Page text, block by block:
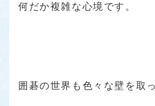
何だか複雑な心境です。
囲碁の世界も色々な壁を取